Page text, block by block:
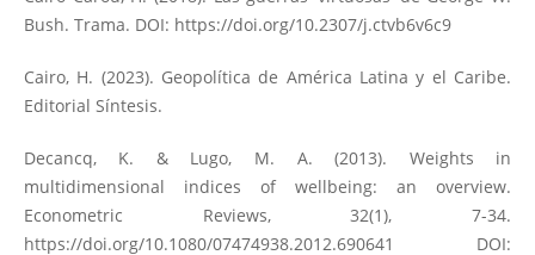
Bush. Trama. DOI: https://doi.org/10.2307/j.ctvb6v6c9
Cairo, H. (2023). Geopolítica de América Latina y el Caribe.
Editorial Síntesis.
Decancq, K. & Lugo, M. A. (2013). Weights in
multidimensional indices of wellbeing: an overview.
Econometric Reviews, 32(1), 7-34.
https://doi.org/10.1080/07474938.2012.690641
DOI: